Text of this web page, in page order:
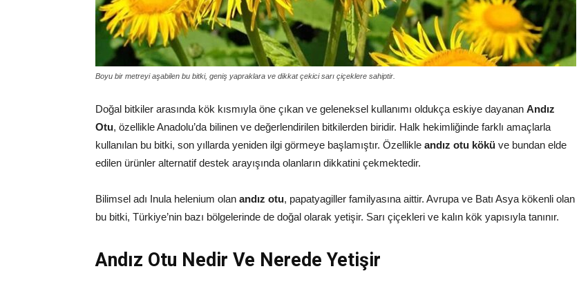
Boyu bir metreyi aşabilen bu bitki, geniş yapraklara ve dikkat çekici sarı çiçeklere sahiptir.
Doğal bitkiler arasında kök kısmıyla öne çıkan ve geleneksel kullanımı oldukça eskiye dayanan Andız
Otu, özellikle Anadolu’da bilinen ve değerlendirilen bitkilerden biridir. Halk hekimliğinde farklı amaçlarla
kullanılan bu bitki, son yıllarda yeniden ilgi görmeye başlamıştır. Özellikle andız otu kökü ve bundan elde
edilen ürünler alternatif destek arayışında olanların dikkatini çekmektedir.
Bilimsel adı Inula helenium olan andız otu, papatyagiller familyasına aittir. Avrupa ve Batı Asya kökenli olan
bu bitki, Türkiye’nin bazı bölgelerinde de doğal olarak yetişir. Sarı çiçekleri ve kalın kök yapısıyla tanınır.
Andız Otu Nedir Ve Nerede Yetişir